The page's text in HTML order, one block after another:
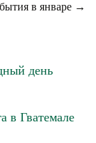
в январе →
день
в Гватемале